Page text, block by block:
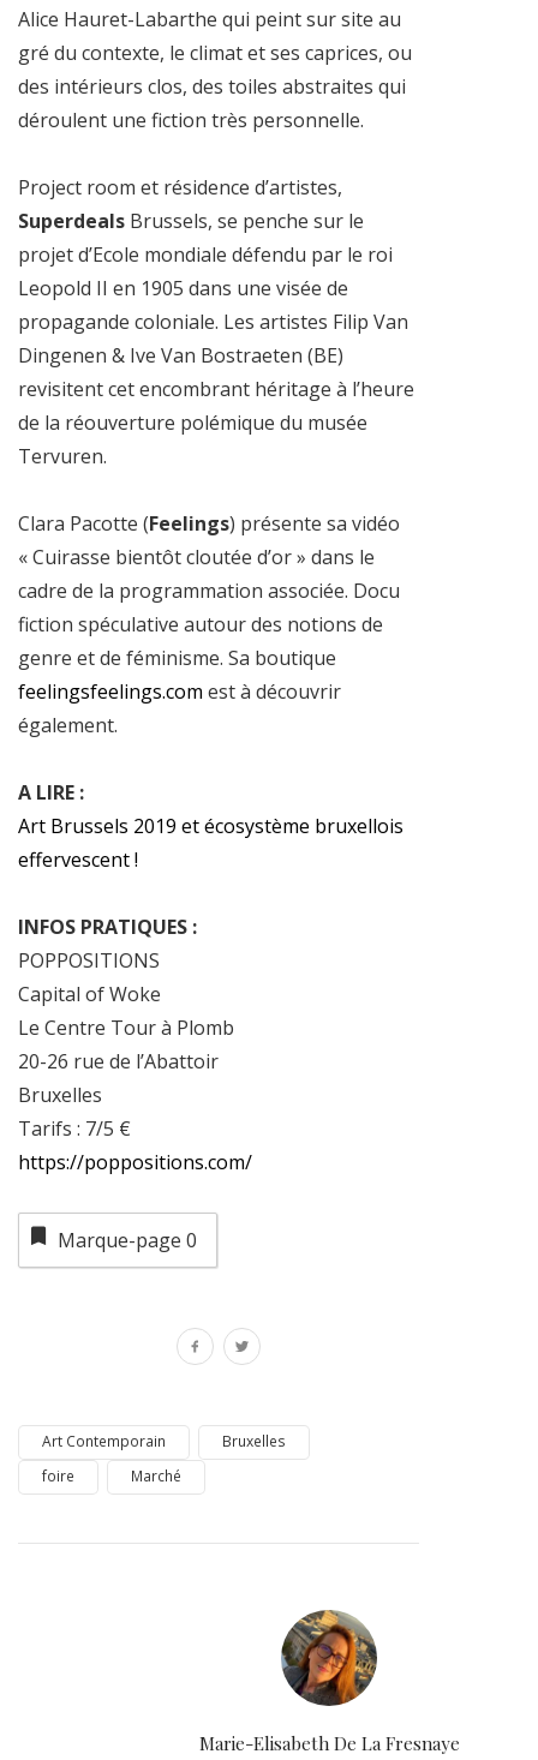
Alice Hauret-Labarthe qui peint sur site au
gré du contexte, le climat et ses caprices, ou
des intérieurs clos, des toiles abstraites qui
déroulent une fiction très personnelle.
Project room et résidence d’artistes,
Superdeals Brussels, se penche sur le
projet d’Ecole mondiale défendu par le roi
Leopold II en 1905 dans une visée de
propagande coloniale. Les artistes Filip Van
Dingenen & Ive Van Bostraeten (BE)
revisitent cet encombrant héritage à l’heure
de la réouverture polémique du musée
Tervuren.
Clara Pacotte (Feelings) présente sa vidéo
« Cuirasse bientôt cloutée d’or » dans le
cadre de la programmation associée. Docu
fiction spéculative autour des notions de
genre et de féminisme. Sa boutique
feelingsfeelings.com est à découvrir
également.
A LIRE :
Art Brussels 2019 et écosystème bruxellois
effervescent !
INFOS PRATIQUES :
POPPOSITIONS
Capital of Woke
Le Centre Tour à Plomb
20-26 rue de l’Abattoir
Bruxelles
Tarifs : 7/5 €
https://poppositions.com/
Marque-page 0
Art Contemporain
Bruxelles
foire
Marché
Marie-Elisabeth De La Fresnaye